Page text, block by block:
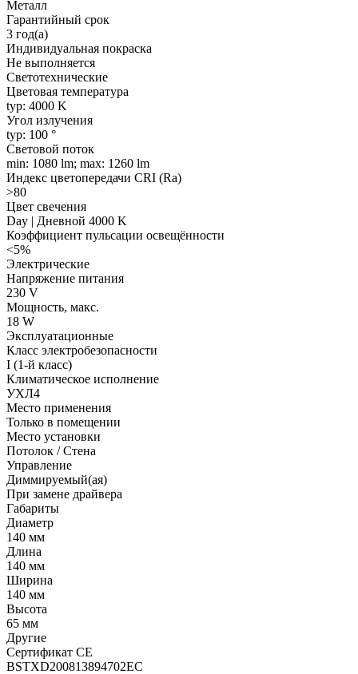
Металл
Гарантийный срок
3 год(а)
Индивидуальная покраска
Не выполняется
Светотехнические
Цветовая температура
typ: 4000 K
Угол излучения
typ: 100 °
Световой поток
min: 1080 lm; max: 1260 lm
Индекс цветопередачи CRI (Ra)
>80
Цвет свечения
Day | Дневной 4000 K
Коэффициент пульсации освещённости
<5%
Электрические
Напряжение питания
230 V
Мощность, макс.
18 W
Эксплуатационные
Класс электробезопасности
I (1-й класс)
Климатическое исполнение
УХЛ4
Место применения
Только в помещении
Место установки
Потолок / Cтена
Управление
Диммируемый(ая)
При замене драйвера
Габариты
Диаметр
140 мм
Длина
140 мм
Ширина
140 мм
Высота
65 мм
Другие
Сертификат CE
BSTXD200813894702EC